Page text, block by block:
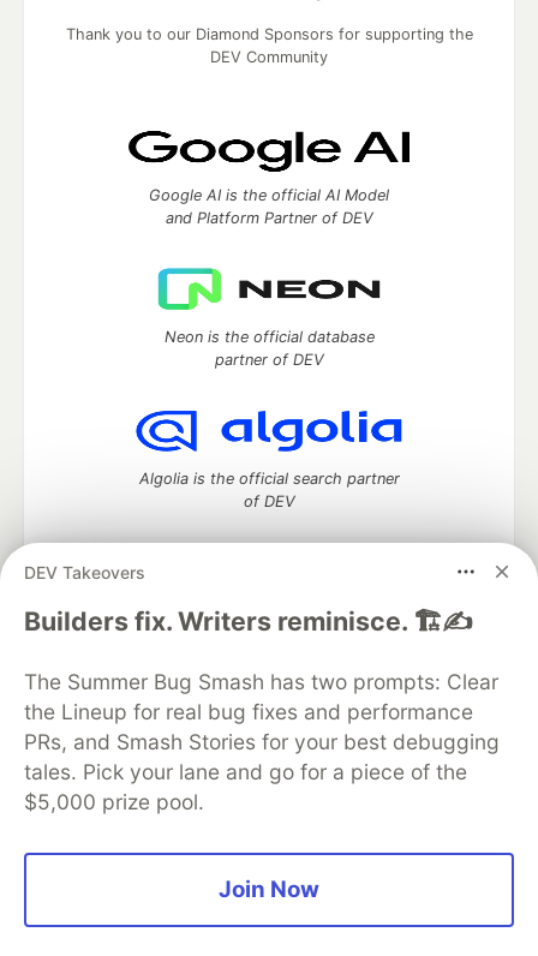
DEV Takeovers
Builders fix. Writers reminisce. 🏗️✍️
The Summer Bug Smash has two prompts: Clear
the Lineup for real bug fixes and performance
PRs, and Smash Stories for your best debugging
tales. Pick your lane and go for a piece of the
$5,000 prize pool.
Join Now
Thank you to our Diamond Sponsors for supporting the
DEV Community
Google AI is the official AI Model
and Platform Partner of DEV
Neon is the official database
partner of DEV
Algolia is the official search partner
of DEV
DEV Community— A space to discuss and keep up software
DEV Education Tracks
DEV Help
Advertise on DEV
Organization Accounts
DEV Showcase About
Contact
Free Postgres Database
DEV Shop
MLH
Code of Conduct
Privacy Policy
Terms of Use
Built on Forem — the open source software that powers
and other inclusive communities.